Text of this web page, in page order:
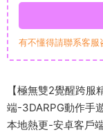
有不懂得請聯系客
【極無雙2覺醒跨
端-3DARPG動作手
本地熱更-安卓客戶